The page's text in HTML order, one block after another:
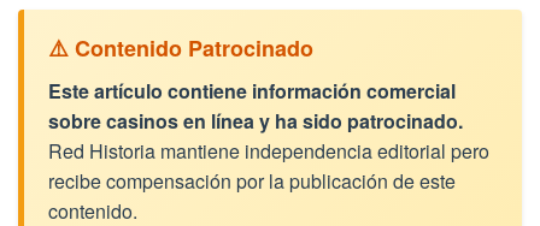
⚠️ Contenido Patrocinado
Este artículo contiene información comercial
sobre casinos en línea y ha sido patrocinado.
Red Historia mantiene independencia editorial pero
recibe compensación por la publicación de este
contenido.